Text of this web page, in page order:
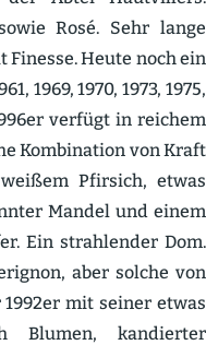
Rosé. Sehr lange
Heute noch ein
1969, 1970, 1973, 1975,
verfügt in reichem
Kombi­nation von Kraft
Pfirsich, etwas
Mandel und einem
Ein strah­lender Dom.
aber solche von
mit seiner etwas
Blumen, kandierter